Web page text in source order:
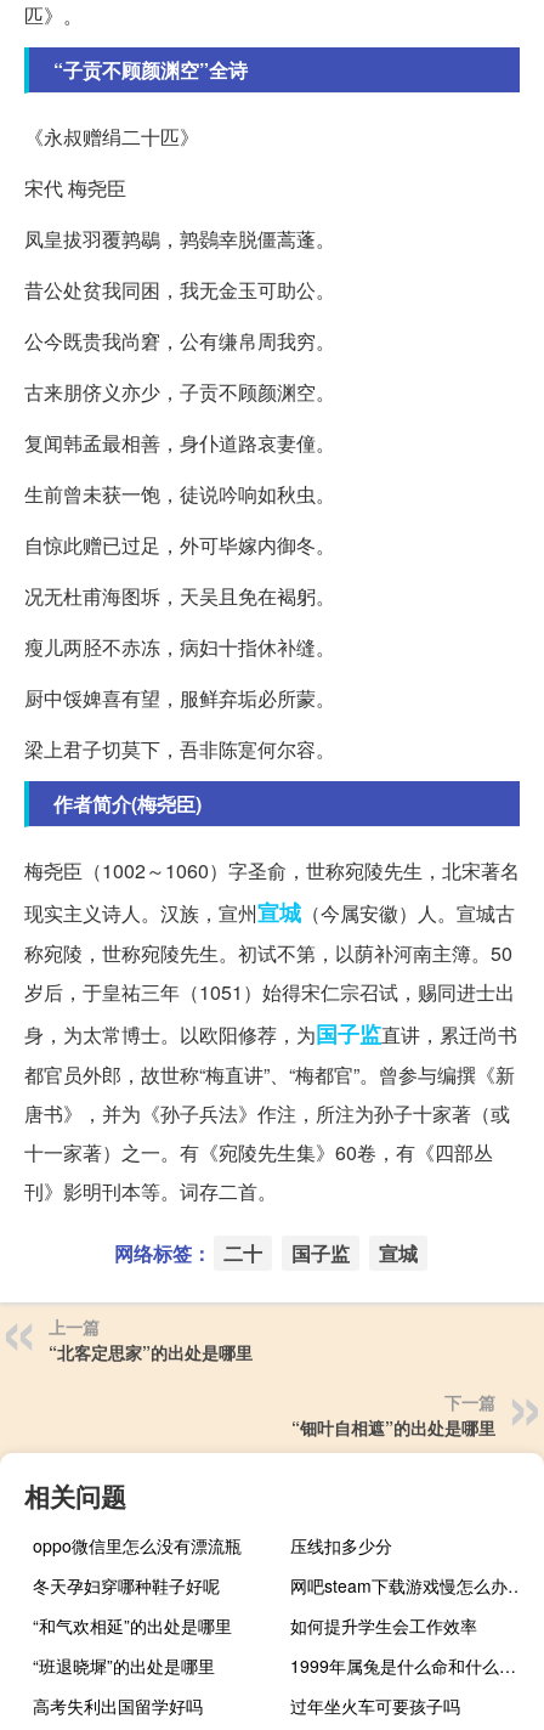
匹》。
“子贡不顾颜渊空”全诗
《永叔赠绢二十匹》
宋代 梅尧臣
凤皇拔羽覆鹑鶡，鹑鷃幸脱僵蒿蓬。
昔公处贫我同困，我无金玉可助公。
公今既贵我尚窘，公有缣帛周我穷。
古来朋侪义亦少，子贡不顾颜渊空。
复闻韩孟最相善，身仆道路哀妻僮。
生前曾未获一饱，徒说吟响如秋虫。
自惊此赠已过足，外可毕嫁内御冬。
况无杜甫海图坼，天吴且免在褐躬。
瘦儿两胫不赤冻，病妇十指休补缝。
厨中馁婢喜有望，服鲜弃垢必所蒙。
梁上君子切莫下，吾非陈寔何尔容。
作者简介(梅尧臣)
梅尧臣（1002～1060）字圣俞，世称宛陵先生，北宋著名
现实主义诗人。汉族，宣州宣城 （今属安徽）人。宣城古
称宛陵，世称宛陵先生。初试不第，以荫补河南主簿。50
岁后，于皇祐三年（1051）始得宋仁宗召试，赐同进士出
身，为太常博士。以欧阳修荐，为国子监直讲，累迁尚书
都官员外郎，故世称“梅直讲”、“梅都官”。曾参与编撰《新
唐书》，并为《孙子兵法》作注，所注为孙子十家著（或
十一家著）之一。有《宛陵先生集》60卷，有《四部丛
刊》影明刊本等。词存二首。
网络标签： 二十 国子监 宣城
上一篇
“北客定思家”的出处是哪里
下一篇
“钿叶自相遮”的出处是哪里
相关问题
oppo微信里怎么没有漂流瓶
压线扣多少分
冬天孕妇穿哪种鞋子好呢
网吧steam下载游戏慢怎么办（网吧steam下载游戏慢几觉方法）
“和气欢相延”的出处是哪里
如何提升学生会工作效率
“班退晓墀”的出处是哪里
1999年属兔是什么命和什么婚配（1999年属兔是什么命）
高考失利出国留学好吗
过年坐火车可要孩子吗